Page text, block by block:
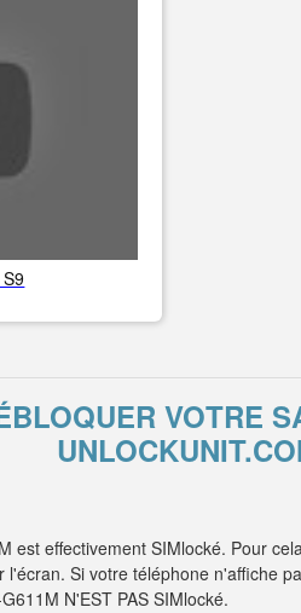
VOTRE
est effectivement SIMlocké. Pour
Si votre téléphone n'affiche
N'EST PAS SIMlocké.